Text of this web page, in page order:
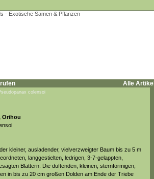
Alle Artikel
colensoi
Orihou
kleiner, ausladender, vielverzweigter Baum bis zu 5 m
langgestielten, ledrigen, 3-7-gelappten,
Blättern. Die duftenden, kleinen, sternförmigen,
in bis zu 20 cm großen Dolden am Ende der Triebe